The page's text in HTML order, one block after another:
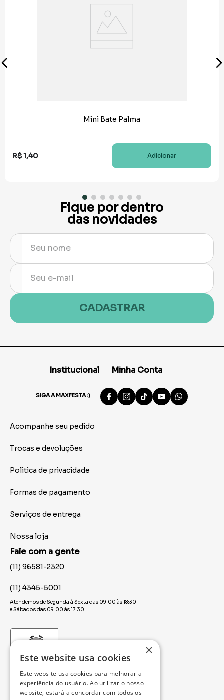
Mini Bate Palma
R$1,40 Adicionar
Fique por dentro
das novidades
CADASTRAR
Institucional Minha Conta
SIGA A MAXFESTA :)
Acompanhe seu pedido
Trocas e devoluções
Politica de privacidade
Formas de pagamento
Serviços de entrega
Nossa loja
Fale com a gente
(11) 96581-2320
(11) 4345-5001
Atendemos de Segunda à Sexta das 09:00 às 18:30
e Sábados das 09:00 às 17:30
×
Este website usa cookies
Este website usa cookies para melhorar a
experiência do usuário. Ao utilizar o nosso
website, estará a concordar com todos os